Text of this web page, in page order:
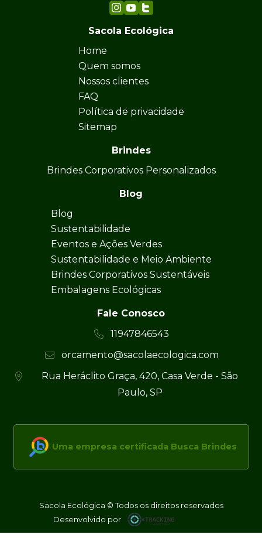
Sacola Ecológica
Home
Quem somos
Nossos clientes
FAQ
Política de privacidade
Sitemap
Brindes
Brindes Corporativos Personalizados
Blog
Blog
Sustentabilidade
Eventos e Ações Verdes
Sustentabilidade e Meio Ambiente
Brindes Corporativos Sustentáveis
Embalagens Ecológicas
Fale Conosco
11947846543
orcamento@sacolaecologica.com
Rua Heráclito Graça, 420, Casa Verde - São
Paulo, SP
Uma empresa certificada Busca Brindes
Sacola Ecológica © Todos os direitos reservados
Desenvolvido por